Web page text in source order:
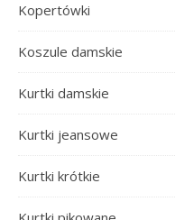
Kopertówki
Koszule damskie
Kurtki damskie
Kurtki jeansowe
Kurtki krótkie